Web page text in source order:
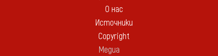
О нас
Источники
Copyright
Медиа